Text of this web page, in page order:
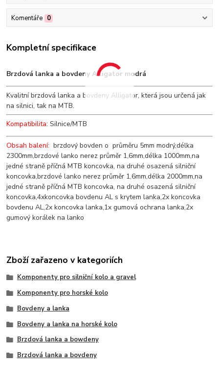
Komentáře 0
Kompletní specifikace
Brzdová lanka a bovdeny Alligator modrá
Kvalitní brzdová lanka a bovdeny Alligator, která jsou určená jak
na silnici, tak na MTB.
Kompatibilita: Silnice/MTB
Obsah balení: brzdový bovden o průměru 5mm modrý,délka
2300mm,brzdové lanko nerez průměr 1,6mm,délka 1000mm,na
jedné straně příčná MTB koncovka, na druhé osazená silniční
koncovka,brzdové lanko nerez průměr 1,6mm,délka 2000mm,na
jedné straně příčná MTB koncovka, na druhé osazená silniční
koncovka,4xkoncovka bovdenu AL s krytem lanka,2x koncovka
bovdenu AL,2x koncovka lanka,1x gumová ochrana lanka,2x
gumový korálek na lanko
Zboží zařazeno v kategoriích
Komponenty pro silniční kolo a gravel
Komponenty pro horské kolo
Bovdeny a lanka
Bovdeny a lanka na horské kolo
Brzdová lanka a bowdeny
Brzdová lanka a bovdeny